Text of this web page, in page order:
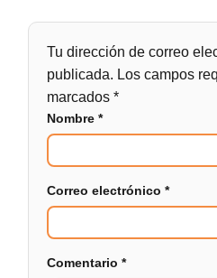
Tu dirección de correo
publicada. Los campos
marcados*
Nombre*
Correo electrónico*
Comentario*